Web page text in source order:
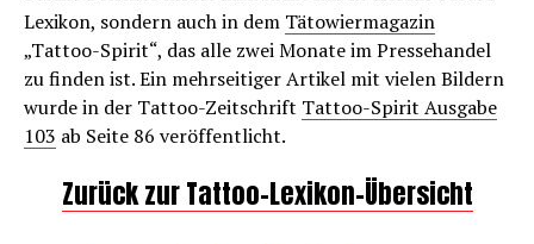
Lexikon, sondern auch in dem Tätowiermagazin
„Tattoo-Spirit“, das alle zwei Monate im Pressehandel
zu finden ist. Ein mehrseitiger Artikel mit vielen Bildern
wurde in der Tattoo-Zeitschrift Tattoo-Spirit Ausgabe
103 ab Seite 86 veröffentlicht.
Zurück zur Tattoo-Lexikon-Übersicht